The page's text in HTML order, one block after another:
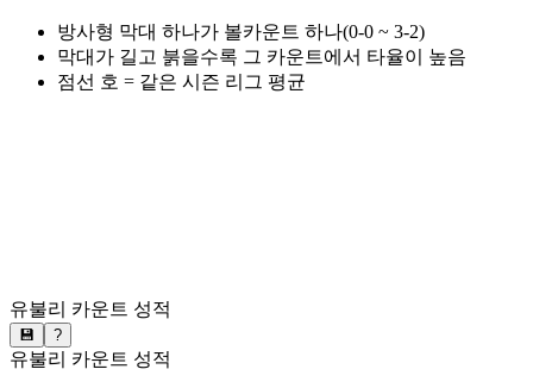
방사형 막대 하나가 볼카운트 하나(0-0 ~ 3-2)
막대가 길고 붉을수록 그 카운트에서 타율이 높음
점선 호 = 같은 시즌 리그 평균
유불리 카운트 성적
💾 ?
유불리 카운트 성적